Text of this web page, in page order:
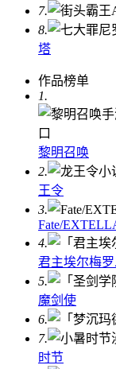
7.
8.
塔
作品榜单
1.
黎明召唤
2.
王令
3.
Fate/
4.
君主埃尔梅
5.
魔剑使
6.
7.
时节